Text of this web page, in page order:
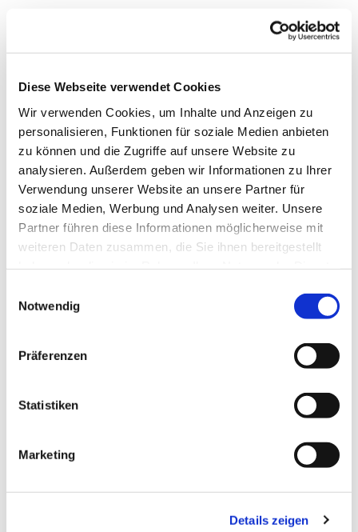
Diese Webseite verwendet Cookies
Wir verwenden Cookies, um Inhalte und Anzeigen zu
personalisieren, Funktionen für soziale Medien anbieten
zu können und die Zugriffe auf unsere Website zu
analysieren. Außerdem geben wir Informationen zu Ihrer
Verwendung unserer Website an unsere Partner für
soziale Medien, Werbung und Analysen weiter. Unsere
Partner führen diese Informationen möglicherweise mit
weiteren Daten zusammen, die Sie ihnen bereitgestellt
Notwendig
Präferenzen
Statistiken
Marketing
Details zeigen
Dies könnte Sie auch
interessieren